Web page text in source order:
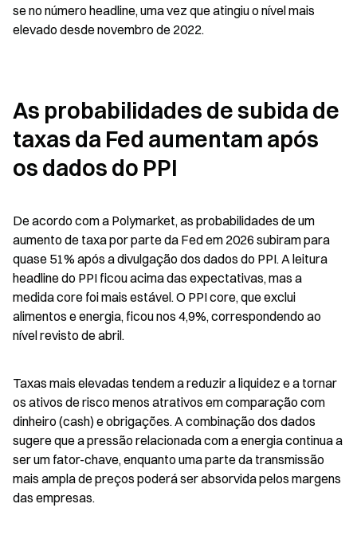
se no número headline, uma vez que atingiu o nível mais
elevado desde novembro de 2022.
As probabilidades de subida de
taxas da Fed aumentam após
os dados do PPI
De acordo com a Polymarket, as probabilidades de um
aumento de taxa por parte da Fed em 2026 subiram para
quase 51% após a divulgação dos dados do PPI. A leitura
headline do PPI ficou acima das expectativas, mas a
medida core foi mais estável. O PPI core, que exclui
alimentos e energia, ficou nos 4,9%, correspondendo ao
nível revisto de abril.
Taxas mais elevadas tendem a reduzir a liquidez e a tornar
os ativos de risco menos atrativos em comparação com
dinheiro (cash) e obrigações. A combinação dos dados
sugere que a pressão relacionada com a energia continua a
ser um fator-chave, enquanto uma parte da transmissão
mais ampla de preços poderá ser absorvida pelos margens
das empresas.